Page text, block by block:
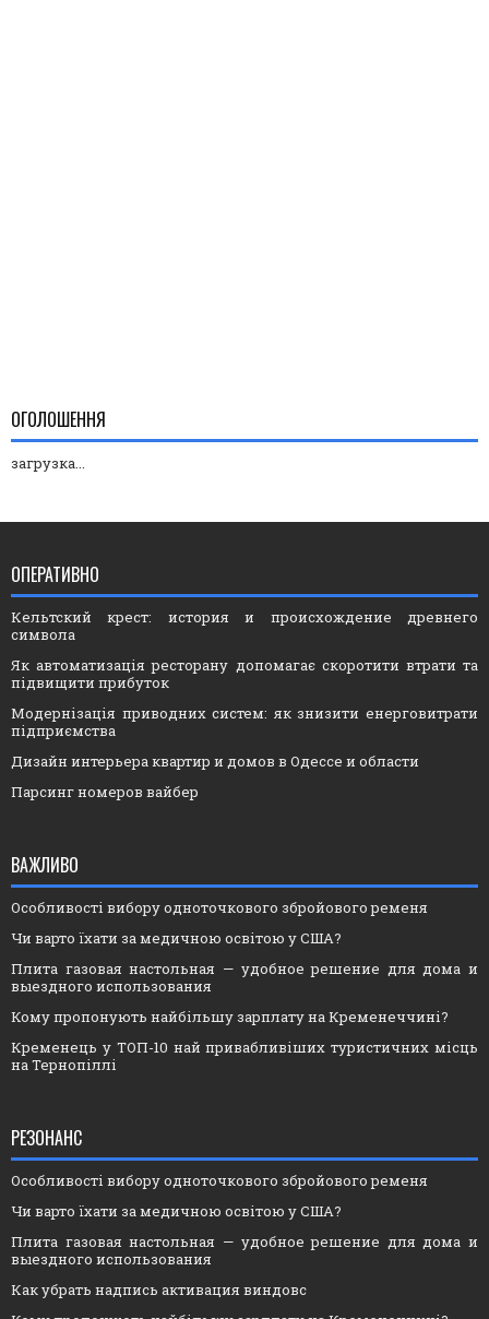
ОГОЛОШЕННЯ
загрузка...
ОПЕРАТИВНО
Кельтский крест: история и происхождение древнего
символа
Як автоматизація ресторану допомагає скоротити втрати та
підвищити прибуток
Модернізація приводних систем: як знизити енерговитрати
підприємства
Дизайн интерьера квартир и домов в Одессе и области
Парсинг номеров вайбер
ВАЖЛИВО
Особливості вибору одноточкового збройового ременя
Чи варто їхати за медичною освітою у США?
Плита газовая настольная — удобное решение для дома и
выездного использования
Кому пропонують найбільшу зарплату на Кременеччині?
Кременець у ТОП-10 най привабливіших туристичних місць
на Тернопіллі
РЕЗОНАНС
Особливості вибору одноточкового збройового ременя
Чи варто їхати за медичною освітою у США?
Плита газовая настольная — удобное решение для дома и
выездного использования
Как убрать надпись активация виндовс